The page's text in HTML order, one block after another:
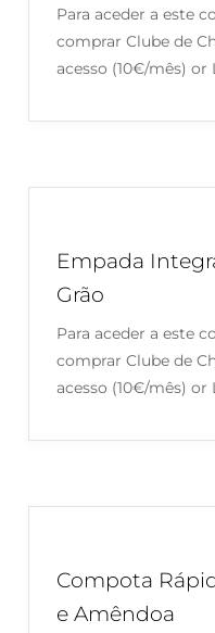
Para aceder a este
comprar Clube de
acesso (10€/mês) or
Empada
Grão
Para aceder a este
comprar Clube de
acesso (10€/mês) or
Compota
e Amêndoa